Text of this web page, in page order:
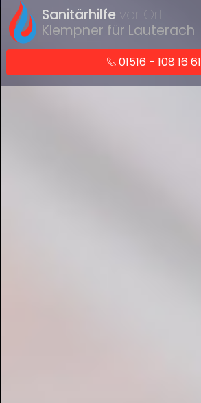
Sanitärhilfe
vor Ort
Klempner für Lauterach
01516 - 108 16 61